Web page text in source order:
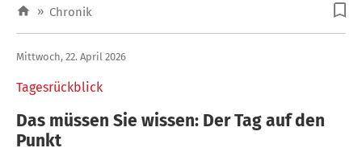
» Chronik
Tagesrückblick
Mittwoch, 22. April 2026
Das müssen Sie wissen: Der Tag auf den
Punkt